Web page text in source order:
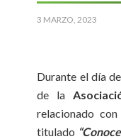
3 MARZO, 2023
Durante el día
de la
relacionado
titulado